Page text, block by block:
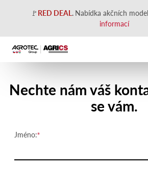
🚩RED DEAL. Nabídka akčních
informací
Nechte nám váš
se vám.
Jméno: